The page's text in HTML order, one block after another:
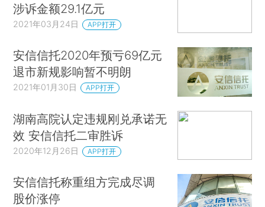
涉诉金额29.1亿元
2021年03月24日 APP打开
安信信托2020年预亏69亿元
退市新规影响暂不明朗
2021年01月30日 APP打开
湖南高院认定违规刚兑承诺无
效 安信信托二审胜诉
2020年12月26日 APP打开
安信信托称重组方完成尽调
股价涨停